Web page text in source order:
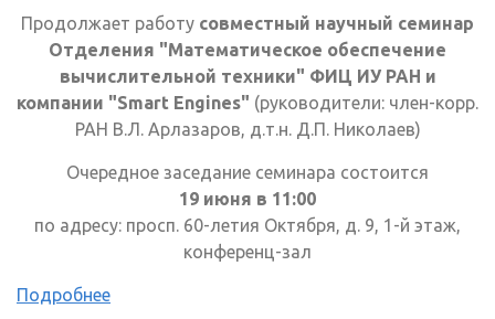
Продолжает работу совместный научный семинар
Отделения "Математическое обеспечение
вычислительной техники" ФИЦ ИУ РАН и
компании "Smart Engines" (руководители: член-корр.
РАН В.Л. Арлазаров, д.т.н. Д.П. Николаев)
Очередное заседание семинара состоится
19 июня в 11:00
по адресу: просп. 60-летия Октября, д. 9, 1-й этаж,
конференц-зал
Подробнее